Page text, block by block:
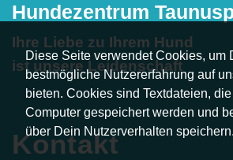
Diese Seite verwendet Cookies, um
bestmögliche Nutzererfahrung auf
bieten. Cookies sind Textdateien,
Computer gespeichert werden und
über Dein Nutzerverhalten speichern.
Hundezentrum
Ihre Liebe zu Ihrem Hund
ist unsere Leidenschaft
Kontakt